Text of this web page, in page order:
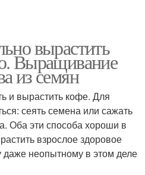
вырастить
Выращивание
из семян
и вырастить кофе. Для
сеять семена или сажать
Оба эти способа хороши в
взрослое здоровое
даже неопытному в этом деле